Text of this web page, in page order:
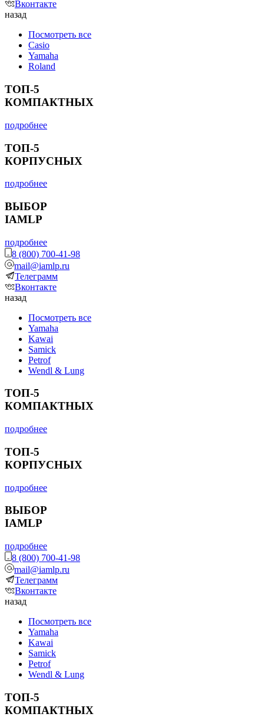
Вконтакте
назад
Посмотреть все
Casio
Yamaha
Roland
ТОП-5
КОМПАКТНЫХ
подробнее
ТОП-5
КОРПУСНЫХ
подробнее
ВЫБОР
IAMLP
подробнее
8 (800) 700-41-98
mail@iamlp.ru
Телеграмм
Вконтакте
назад
Посмотреть все
Yamaha
Kawai
Samick
Petrof
Wendl & Lung
ТОП-5
КОМПАКТНЫХ
подробнее
ТОП-5
КОРПУСНЫХ
подробнее
ВЫБОР
IAMLP
подробнее
8 (800) 700-41-98
mail@iamlp.ru
Телеграмм
Вконтакте
назад
Посмотреть все
Yamaha
Kawai
Samick
Petrof
Wendl & Lung
ТОП-5
КОМПАКТНЫХ